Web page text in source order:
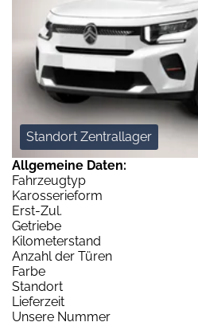
Standort Zentrallager
Allgemeine Daten:
Fahrzeugtyp
Karosserieform
Erst-Zul.
Getriebe
Kilometerstand
Anzahl der Türen
Farbe
Standort
Lieferzeit
Unsere Nummer